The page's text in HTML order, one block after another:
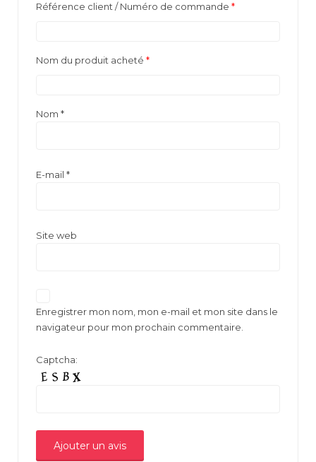
Référence client / Numéro de commande *
Nom du produit acheté *
Nom *
E-mail *
Site web
Enregistrer mon nom, mon e-mail et mon site dans le
navigateur pour mon prochain commentaire.
Captcha: